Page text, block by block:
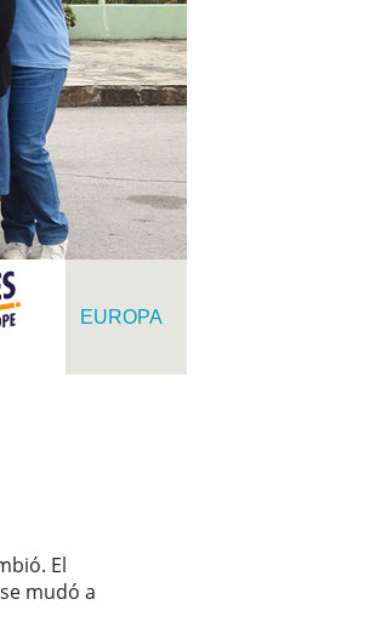
EUROPA
El
mudó a